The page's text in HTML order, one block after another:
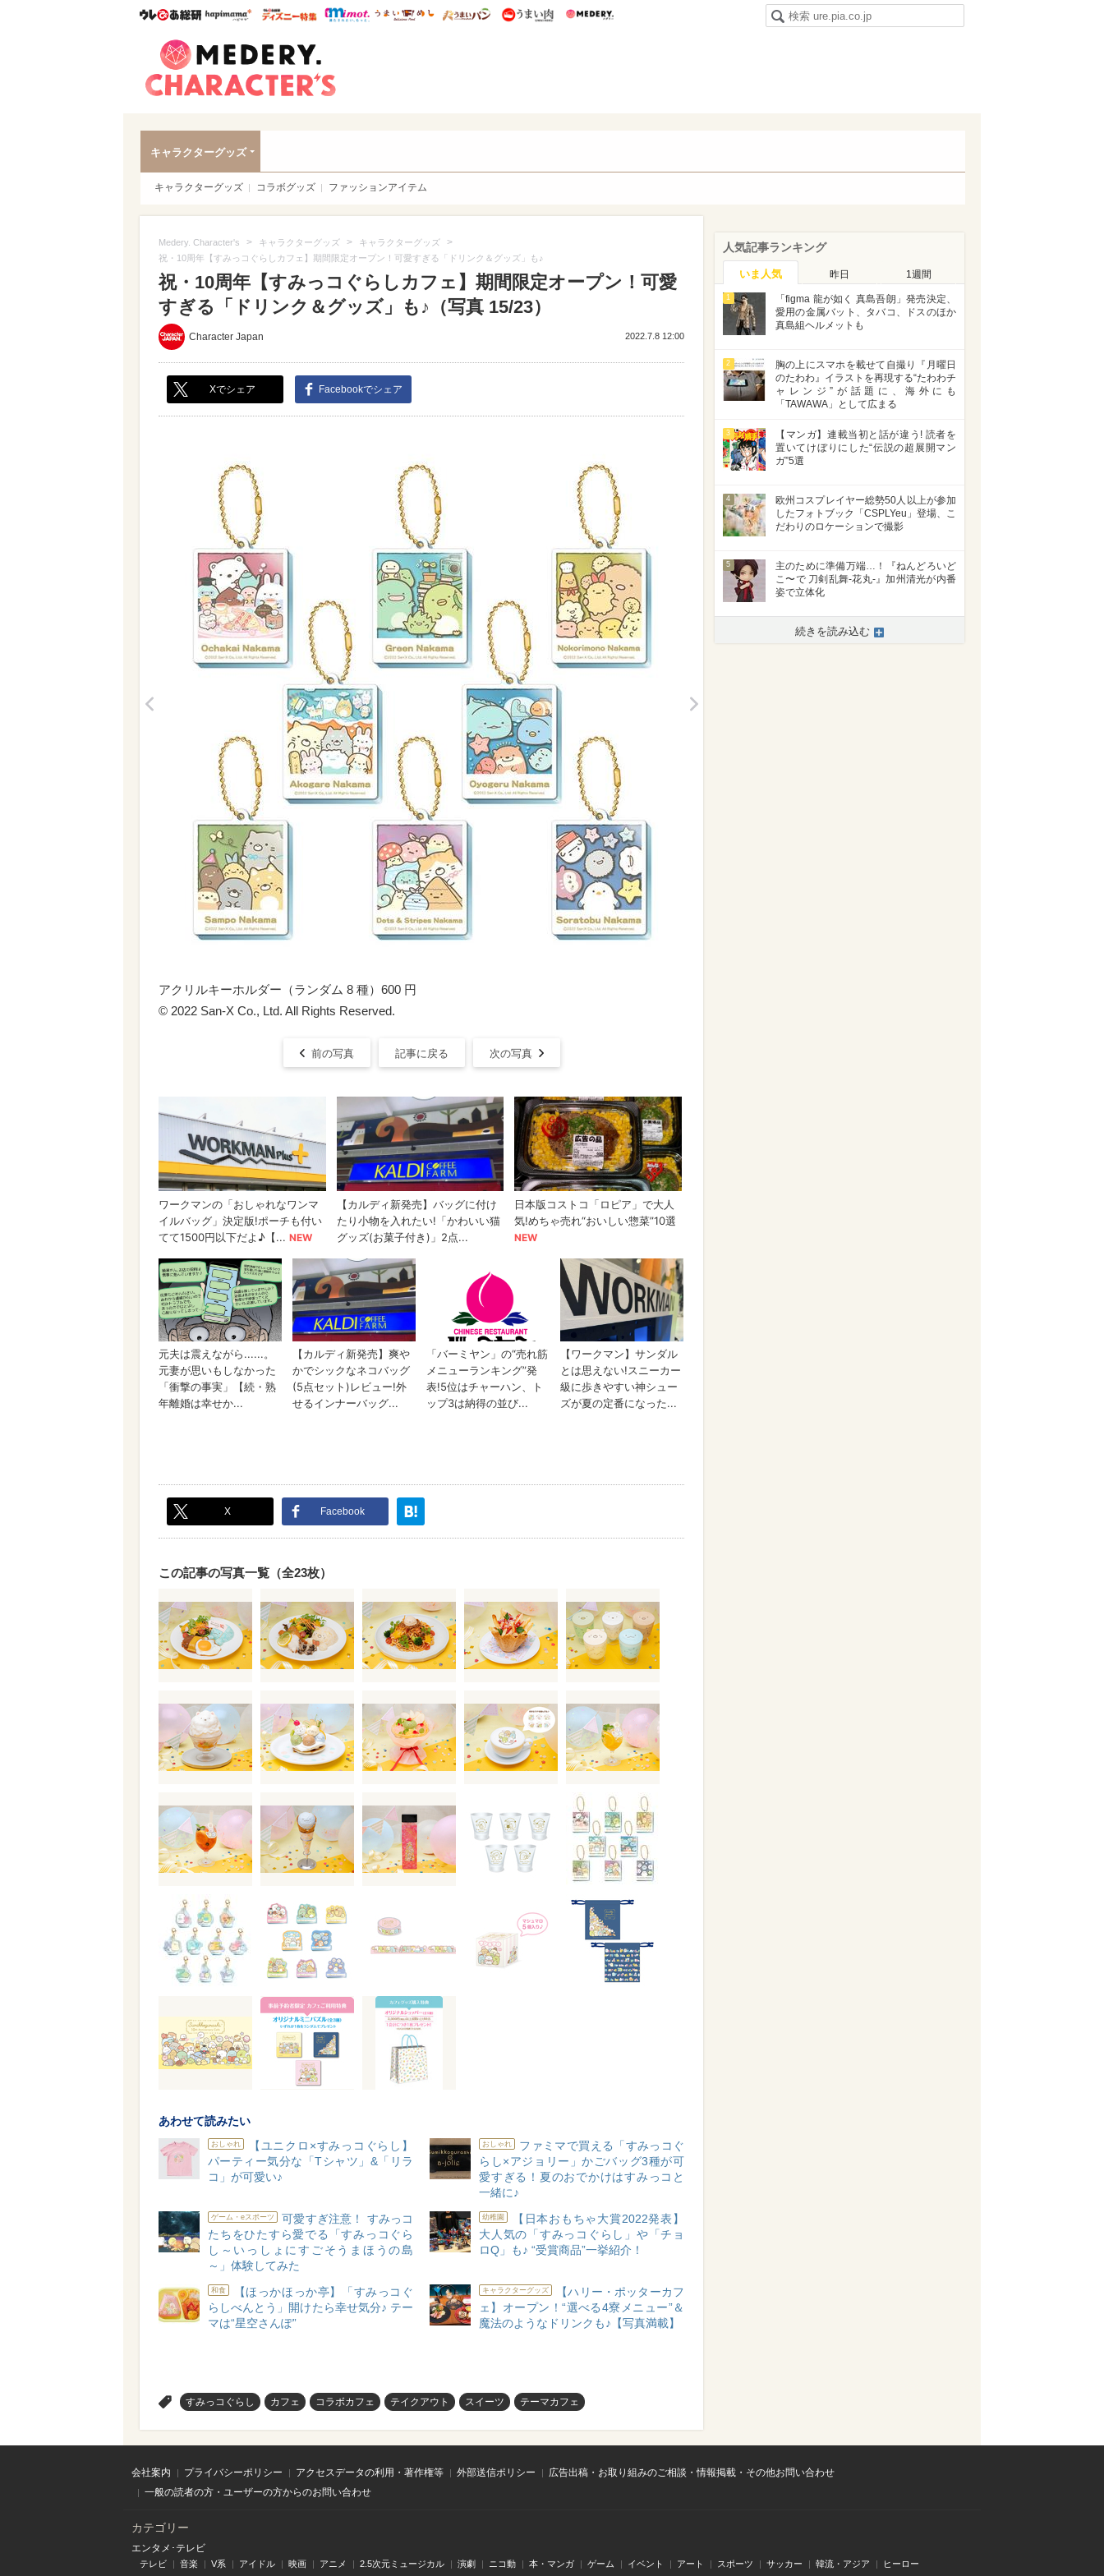
ウレぴあ総研ハピママ* ウレぴあ総研 ディズニー特集
mimot. うまいめし うまいパン うまい肉
キャラクターグッズ
キャラクターグッズ コラボグッズ ファッションアイテム
Medery. Character's > キャラクターグッズ > キャラクターグッズ >
祝・10周年【すみっコぐらしカフェ】期間限定オープン！可愛すぎる「ドリンク＆グッズ」も♪
祝・10周年【すみっコぐらしカフェ】期間限定オープン！可愛
すぎる「ドリンク＆グッズ」も♪（写真 15/23）
Character Japan 2022.7.8 12:00
Xでシェア Facebookでシェア
アクリルキーホルダー（ランダム 8 種）600 円
© 2022 San-X Co., Ltd. All Rights Reserved.
前の写真 記事に戻る 次の写真
X Facebook
この記事の写真一覧（全23枚）
あわせて読みたい
おしゃれ
【ユニクロ×すみっコぐらし】
パーティー気分な「Tシャツ」&「リラ
コ」が可愛い♪
おしゃれ
ファミマで買える「すみっコぐ
らし×アジョリー」かごバッグ3種が可
愛すぎる！夏のおでかけはすみっコと
一緒に♪
ゲーム・eスポーツ
可愛すぎ注意！ すみっコ
たちをひたすら愛でる「すみっコぐら
し～いっしょにすごそうまほうの島
～」体験してみた
幼稚園
【日本おもちゃ大賞2022発表】
大人気の「すみっコぐらし」や「チョ
ロQ」も♪ “受賞商品”一挙紹介！
和食
【ほっかほっか亭】「すみっコぐ
らしべんとう」開けたら幸せ気分♪ テー
マは“星空さんぽ”
キャラクターグッズ
【ハリー・ポッターカフ
ェ】オープン！“選べる4寮メニュー”＆
魔法のようなドリンクも♪【写真満載】
すみっコぐらし カフェ コラボカフェ テイクアウト スイーツ テーマカフェ
人気記事ランキング
いま人気 昨日 1週間
1
「figma 龍が如く 真島吾朗」発売決定、
愛用の金属バット、タバコ、ドスのほか
真島組ヘルメットも
2
胸の上にスマホを載せて自撮り『月曜日
のたわわ』イラストを再現する“たわわチ
ャレンジ”が話題に、海外にも
「TAWAWA」として広まる
3
【マンガ】連載当初と話が違う! 読者を
置いてけぼりにした“伝説の超展開マン
ガ”5選
4
欧州コスプレイヤー総勢50人以上が参加
したフォトブック「CSPLYeu」登場、こ
だわりのロケーションで撮影
5
主のために準備万端…！『ねんどろいど
こ〜で 刀剣乱舞-花丸-』加州清光が内番
姿で立体化
続きを読み込む
会社案内 プライバシーポリシー アクセスデータの利用・著作権等 外部送信ポリシー
広告出稿・お取り組みのご相談・情報掲載・その他お問い合わせ
一般の読者の方・ユーザーの方からのお問い合わせ
カテゴリー
エンタメ･テレビ
テレビ 音楽 V系 アイドル 映画 アニメ 2.5次元ミュージカル 演劇 ニコ動 本・マンガ ゲーム イベント アート スポーツ サッカー 韓流・アジア ヒーロー